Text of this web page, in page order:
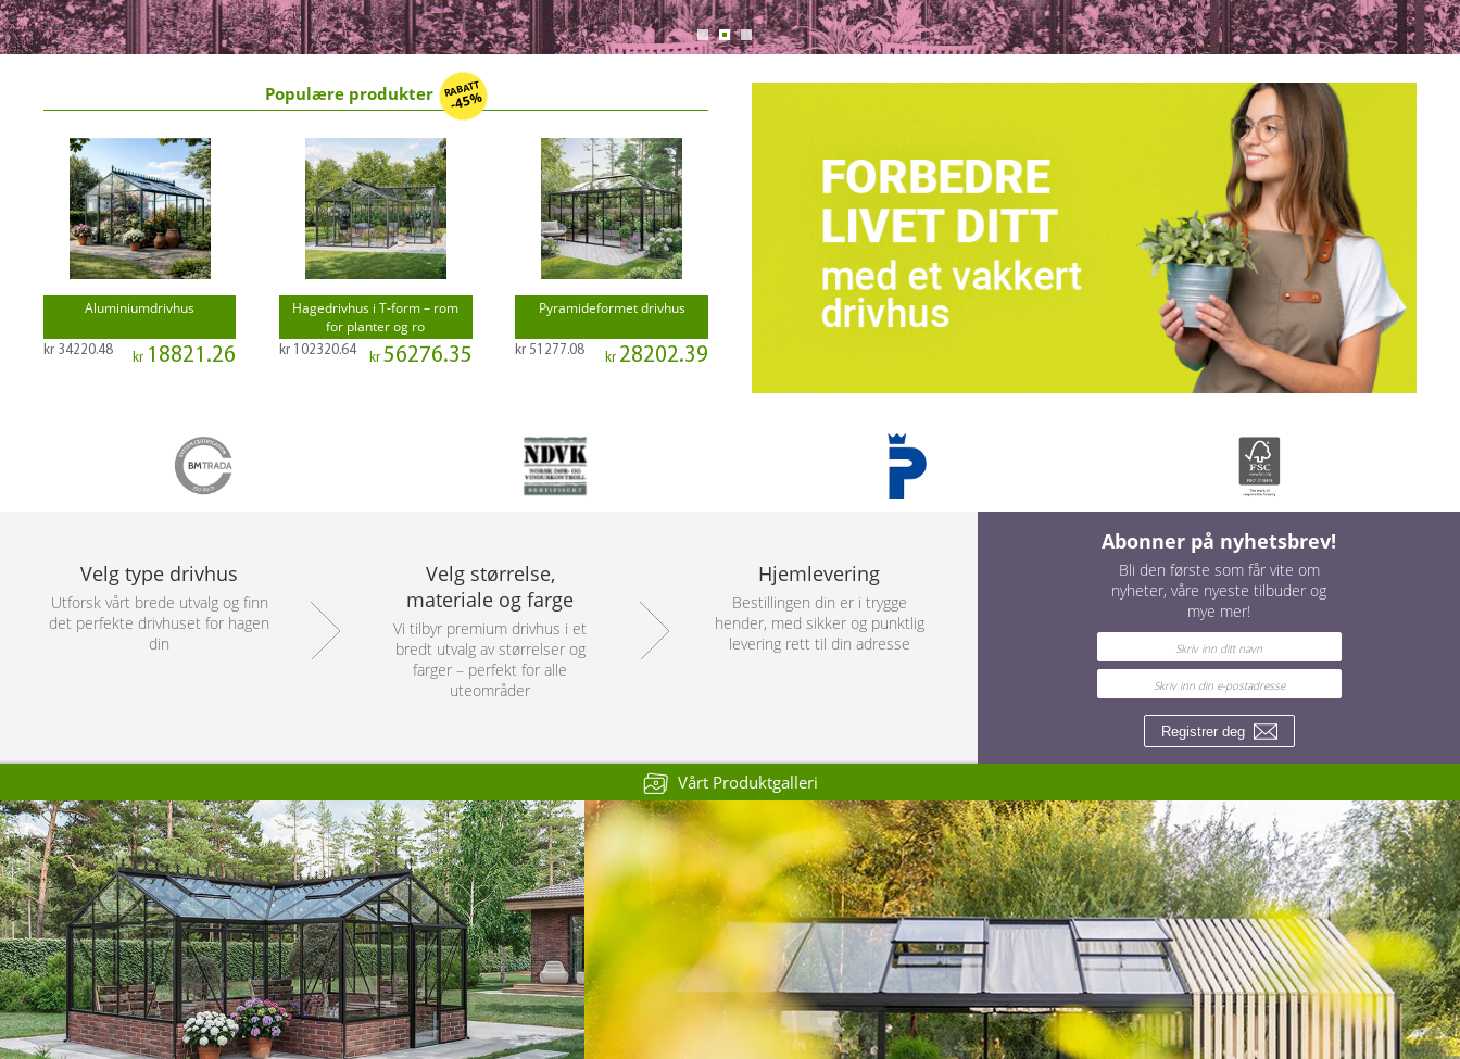
Populære produkter RABATT
-45%
Aluminiumdrivhus
kr 34220.48
kr 18821.26
Hagedrivhus i T-form – rom
for planter og ro
kr 102320.64
kr 56276.35
Pyramideformet drivhus
kr 51277.08
kr 28202.39
Velg type drivhus
Utforsk vårt brede utvalg og finn
det perfekte drivhuset for hagen
din
Velg størrelse,
materiale og farge
Vi tilbyr premium drivhus i et
bredt utvalg av størrelser og
farger – perfekt for alle
uteområder
Hjemlevering
Bestillingen din er i trygge
hender, med sikker og punktlig
levering rett til din adresse
Abonner på nyhetsbrev!
Bli den første som får vite om
nyheter, våre nyeste tilbuder og
mye mer!
Registrer deg
Vårt Produktgalleri